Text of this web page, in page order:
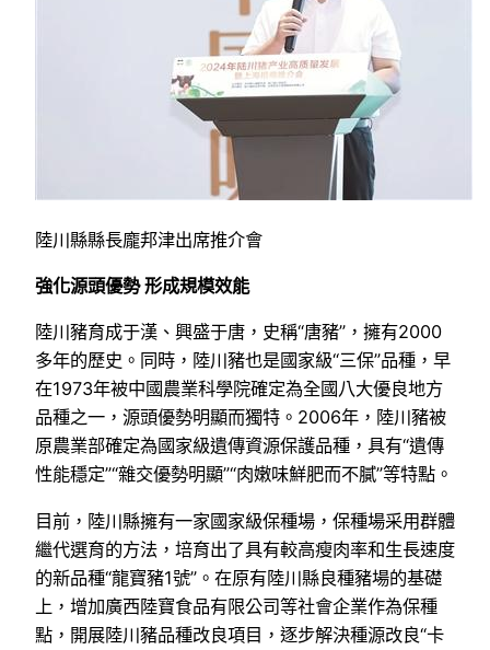
陸川縣縣長龐邦津出席推介會
強化源頭優勢 形成規模效能
陸川豬育成于漢、興盛于唐，史稱“唐豬”，擁有2000
多年的歷史。同時，陸川豬也是國家級“三保”品種，早
在1973年被中國農業科學院確定為全國八大優良地方
品種之一，源頭優勢明顯而獨特。2006年，陸川豬被
原農業部確定為國家級遺傳資源保護品種，具有“遺傳
性能穩定”“雜交優勢明顯”“肉嫩味鮮肥而不膩”等特點。
目前，陸川縣擁有一家國家級保種場，保種場采用群體
繼代選育的方法，培育出了具有較高瘦肉率和生長速度
的新品種“龍寶豬1號”。在原有陸川縣良種豬場的基礎
上，增加廣西陸寶食品有限公司等社會企業作為保種
點，開展陸川豬品種改良項目，逐步解決種源改良“卡